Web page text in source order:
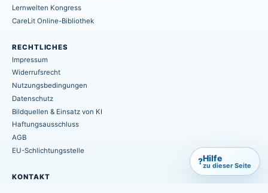
Lernwelten Kongress
CareLit Online-Bibliothek
RECHTLICHES
Impressum
Widerrufsrecht
Nutzungsbedingungen
Datenschutz
Bildquellen & Einsatz von KI
Haftungsausschluss
AGB
EU-Schlichtungsstelle
KONTAKT
?Hilfe
zu dieser Seite